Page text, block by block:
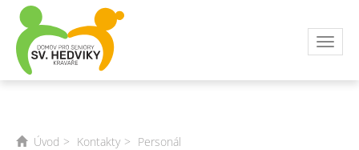
Úvod Kontakty Personál